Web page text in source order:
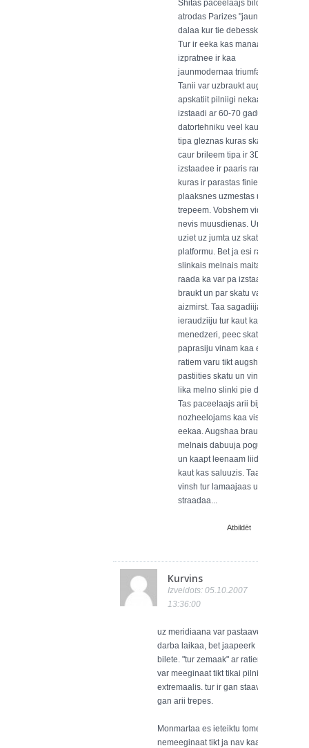
Shitas paceelaajs bildee
atrodas Parizes "jaunajaa"
dalaa kur tie debesskraapji.
Tur ir eeka kas manaa
izpratnee ir kaa
jaunmodernaa triumfa arka.
Tanii var uzbraukt augshaa un
apskatiit pilniigi nekaadu
izstaadi ar 60-70 gadu
datortehniku veel kaut kaadas
tipa gleznas kuras skatoties
caur brileem tipa ir 3D. Tur tai
izstaadee ir paaris rampas
kuras ir parastas finiera
plaaksnes uzmestas uz
trepeem. Vobshem viduslaiki
nevis muusdienas. Un tur var
uziet uz jumta uz skatu
platformu. Bet ja esi ratos tad
slinkais melnais maita, tik
raada ka var pa izstaadi
braukt un par skatu vari
aizmirst. Taa sagadiijaas ka
ieraudziiju tur kaut kaadu
menedzeri, peec skata, un
paprasiju vinam kaa es ar
ratiem varu tikt augshaa
pastiities skatu un vinsh tad
lika melno slinki pie darba.
Tas paceelaajs arii bija tik pat
nozheelojams kaa viss tajaa
eekaa. Augshaa braucot
melnais dabuuja pogu tureet
un kaapt leenaam liidz jo bij
kaut kas saluuzis. Taa nu
vinsh tur lamaajaas un
straadaa...
Atbildēt
Kurvins
Izveidots: 05.10.2007
13:36:00
uz meridiaana var pastaaveet
darba laikaa, bet jaapeerk
bilete. "tur zemaak" ar ratiem
var meeginaat tikt tikai pilniigs
extremaalis. tur ir gan staavs,
gan arii trepes.
Monmartaa es ieteiktu tomeer
nemeeginaat tikt ja nav kaads